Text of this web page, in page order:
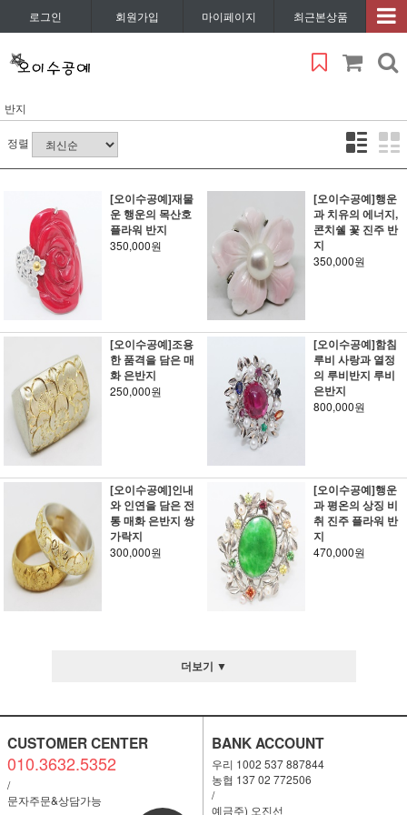
로그인 회원가입 마이페이지 최근본상품
반지
정렬
[오이수공예]재물
운 행운의 목산호
플라워 반지
350,000원
[오이수공예]행운
과 치유의 에너지,
콘치쉘 꽃 진주 반
지
350,000원
[오이수공예]조용
한 품격을 담은 매
화 은반지
250,000원
[오이수공예]함침
루비 사랑과 열정
의 루비반지 루비
은반지
800,000원
[오이수공예]인내
와 인연을 담은 전
통 매화 은반지 쌍
가락지
300,000원
[오이수공예]행운
과 평온의 상징 비
취 진주 플라워 반
지
470,000원
더보기 ▼
CUSTOMER CENTER
010.3632.5352
/
문자주문&상담가능
BANK ACCOUNT
우리 1002 537 887844
농협 137 02 772506
/
예금주) 오진선